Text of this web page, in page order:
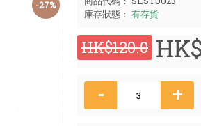
-27%
庫存狀態： 有存貨
HK$120.0
- +